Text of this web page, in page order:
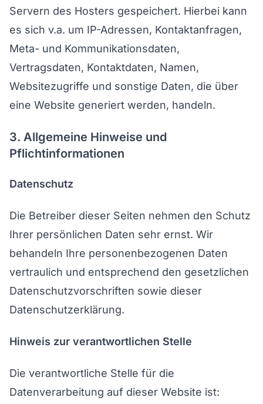
Servern des Hosters gespeichert. Hierbei kann
es sich v.a. um IP-Adressen, Kontaktanfragen,
Meta- und Kommunikationsdaten,
Vertragsdaten, Kontaktdaten, Namen,
Websitezugriffe und sonstige Daten, die über
eine Website generiert werden, handeln.
3. Allgemeine Hinweise und
Pflichtinformationen
Datenschutz
Die Betreiber dieser Seiten nehmen den Schutz
Ihrer persönlichen Daten sehr ernst. Wir
behandeln Ihre personenbezogenen Daten
vertraulich und entsprechend den gesetzlichen
Datenschutzvorschriften sowie dieser
Datenschutzerklärung.
Hinweis zur verantwortlichen Stelle
Die verantwortliche Stelle für die
Datenverarbeitung auf dieser Website ist: